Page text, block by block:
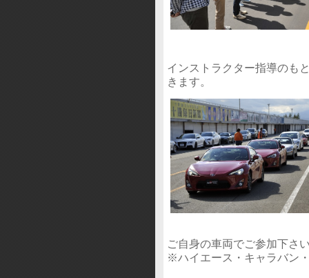
インストラクター指導のも
きます。
ご自身の車両でご参加下さ
※ハイエース・キャラバン